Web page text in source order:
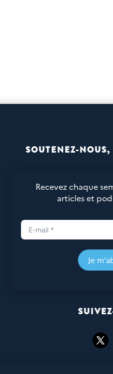
SOUTENEZ-
Recevez chaque
articles et
Je